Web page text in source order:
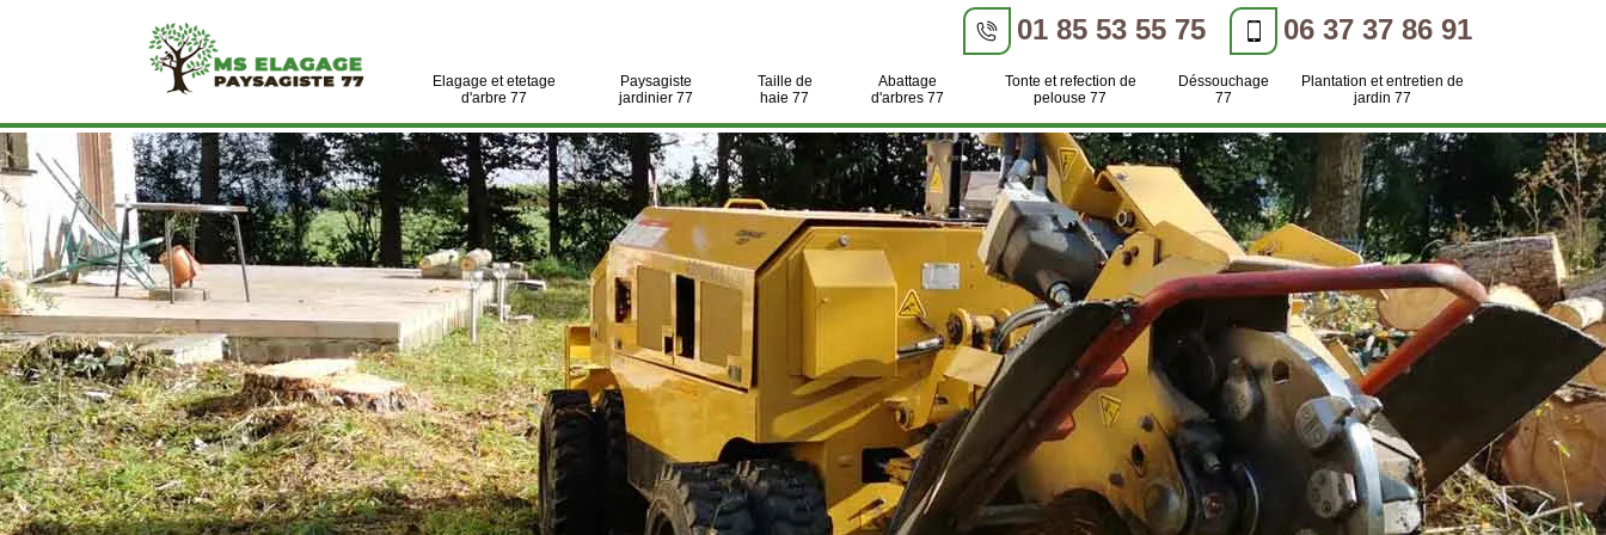
01 85 53 55 75 06 37 37 86 91
Elagage et etetage
d'arbre 77
Paysagiste
jardinier 77
Taille de
haie 77
Abattage
d'arbres 77
Tonte et refection de
pelouse 77
Déssouchage
77
Plantation et entretien de
jardin 77